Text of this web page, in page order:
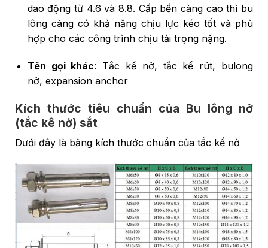
dao động từ 4.6 và 8.8. Cấp bền càng cao thì bu
lông càng có khả năng chịu lực kéo tốt và phù
hợp cho các công trình chịu tải trọng nặng.
Tên gọi khác: Tắc kể nở, tắc kể rút, bulong
nở, expansion anchor
Kích thước tiêu chuẩn của Bu lông nở
(tắc kê nở) sắt
Dưới đây là bảng kích thước chuẩn của tắc kể nở